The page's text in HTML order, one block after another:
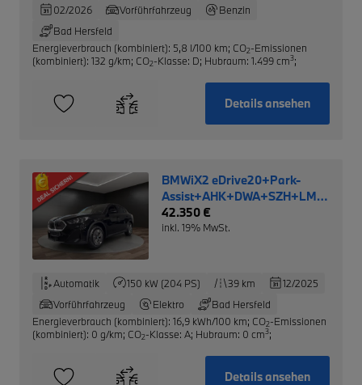
02/2026
Vorführfahrzeug
Benzin
Bad Hersfeld
Energieverbrauch (kombiniert): 5,8 l/100 km; CO2-Emissionen
(kombiniert): 132 g/km; CO2-Klasse: D; Hubraum: 1.499 cm3;
Details ansehen
BMWiX2 eDrive20+Park-
Assist+AHK+DWA+SZH+LM
NP: 52.690,- €
42.350 €
inkl. 19% MwSt.
Automatik 150 kW (204 PS) 39 km
12/2025
Vorführfahrzeug
Elektro
Bad Hersfeld
Energieverbrauch (kombiniert): 16,9 kWh/100 km; CO2-Emissionen
(kombiniert): 0 g/km; CO2-Klasse: A; Hubraum: 0 cm3;
Details ansehen